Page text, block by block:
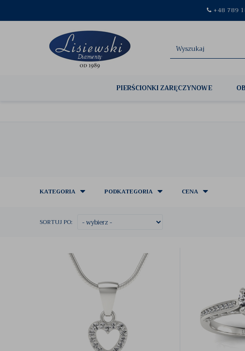
+48 789
PIERŚCIONKI ZARĘCZYNOWE
KATEGORIA PODKATEGORIA CENA
SORTUJ PO: